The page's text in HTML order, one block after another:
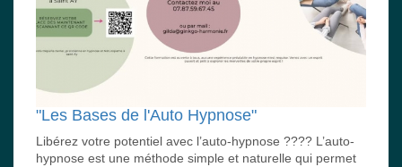
"Les Bases de l'Auto Hypnose"
Libérez votre potentiel avec l’auto-hypnose ???? L’auto-
hypnose est une méthode simple et naturelle qui permet